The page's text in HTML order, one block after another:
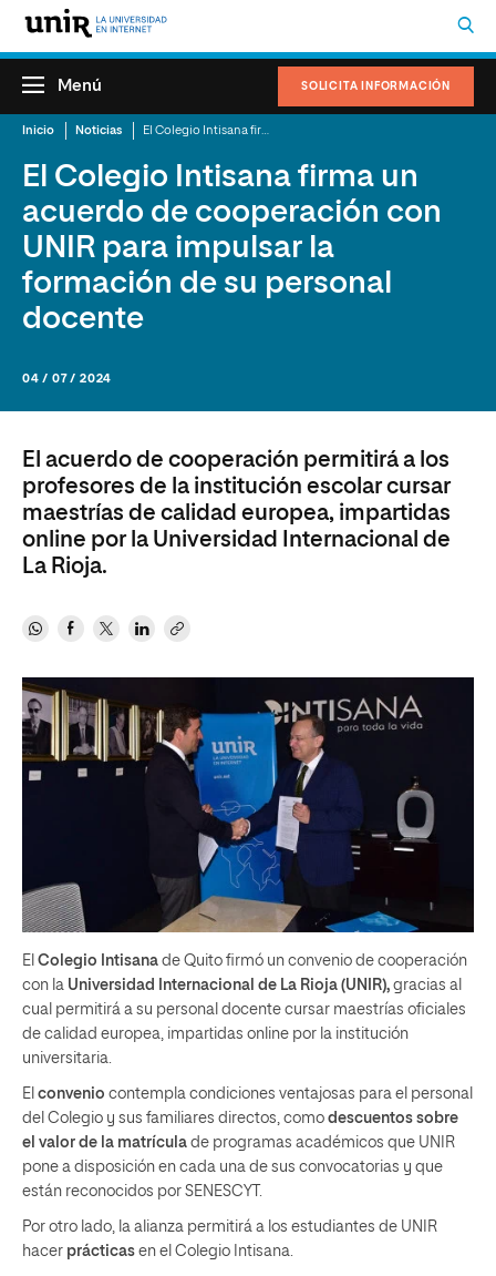
SOLICITA INFORMACIÓN
Menú
Inicio Noticias
El Colegio Intisana firma un
acuerdo de cooperación con
UNIR para impulsar la
formación de su personal
docente
04 / 07 / 2024
El acuerdo de cooperación permitirá a los
profesores de la institución escolar cursar
maestrías de calidad europea, impartidas
online por la Universidad Internacional de
La Rioja.
El Colegio Intisana de Quito firmó un convenio de cooperación
con la Universidad Internacional de La Rioja (UNIR), gracias al
cual permitirá a su personal docente cursar maestrías oficiales
de calidad europea, impartidas online por la institución
universitaria.
El convenio contempla condiciones ventajosas para el personal
del Colegio y sus familiares directos, como descuentos sobre
el valor de la matrícula de programas académicos que UNIR
pone a disposición en cada una de sus convocatorias y que
están reconocidos por SENESCYT.
Por otro lado, la alianza permitirá a los estudiantes de UNIR
hacer prácticas en el Colegio Intisana.